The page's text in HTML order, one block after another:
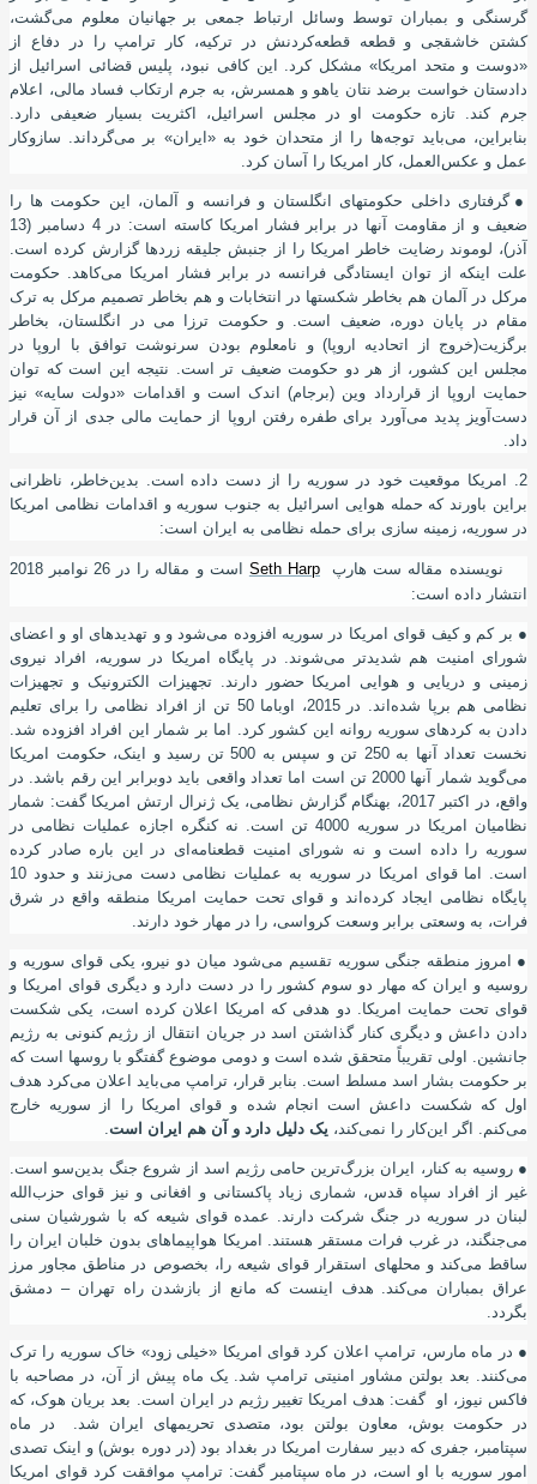
گرسنگی و بمباران توسط وسائل ارتباط جمعی بر جهانیان معلوم می‌گشت،
کشتن خاشقجی و قطعه قطعه‌کردنش در ترکیه، کار ترامپ را در دفاع از
«دوست و متحد امریکا» مشکل کرد. این کافی نبود، پلیس قضائی اسرائیل از
دادستان خواست برضد نتان یاهو و همسرش، به جرم ارتکاب فساد مالی، اعلام
جرم کند. تازه حکومت او در مجلس اسرائیل، اکثریت بسیار ضعیفی دارد.
بنابراین، می‌باید توجه‌ها را از متحدان خود به «ایران» بر می‌گرداند. سازوکار
عمل و عکس‌العمل، کار امریکا را آسان کرد.
● گرفتاری داخلی حکومتهای انگلستان و فرانسه و آلمان، این حکومت ها را
ضعیف و از مقاومت آنها در برابر فشار امریکا کاسته است: در 4 دسامبر (13
آذر)، لوموند رضایت خاطر امریکا را از جنبش جلیقه زردها گزارش کرده‌ است.
علت اینکه از توان ایستادگی فرانسه در برابر فشار امریکا می‌کاهد. حکومت
مرکل در آلمان هم بخاطر شکستها در انتخابات و هم بخاطر تصمیم مرکل به ترک
مقام در پایان دوره، ضعیف است. و حکومت ترزا می در انگلستان، بخاطر
برگزیت(خروج از اتحادیه اروپا) و نامعلوم بودن سرنوشت توافق با اروپا در
مجلس این کشور، از هر دو حکومت ضعیف تر است. نتیجه این‌ است که توان
حمایت اروپا از قرارداد وین (برجام) اندک است و اقدامات «دولت سایه» نیز
دست‌آویز پدید می‌آورد برای طفره رفتن اروپا از حمایت مالی جدی از آن قرار
داد.
2. امریکا موقعیت خود در سوریه را از دست داده‌ است. بدین‌خاطر، ناظرانی
براین باورند که حمله هوایی اسرائیل به جنوب سوریه و اقدامات نظامی امریکا
در سوریه، زمینه سازی برای حمله نظامی به ایران است:
نویسنده مقاله ست هارپSeth Harp
است و مقاله را در 26 نوامبر 2018
انتشار داده‌ است:
● بر کم و کیف قوای امریکا در سوریه افزوده می‌شود و و تهدیدهای او و اعضای
شورای امنیت هم شدیدتر می‌شوند. در پایگاه امریکا در سوریه، افراد نیروی
زمینی و دریایی و هوایی امریکا حضور دارند. تجهیزات الکترونیک و تجهیزات
نظامی هم برپا شده‌اند. در 2015، اوباما 50 تن از افراد نظامی را برای تعلیم
دادن به کردهای سوریه روانه این کشور کرد. اما بر شمار این افراد افزوده شد.
نخست تعداد آنها به 250 تن و سپس به 500 تن رسید و اینک، حکومت امریکا
می‌گوید شمار آنها 2000 تن است اما تعداد واقعی باید دوبرابر این رقم باشد. در
واقع، در اکتبر 2017، بهنگام گزارش نظامی، یک ﮊنرال ارتش امریکا گفت: شمار
نظامیان امریکا در سوریه 4000 تن است. نه کنگره اجازه عملیات نظامی در
سوریه را داده است و نه شورای امنیت قطعنامه‌ای در این باره صادر کرده‌
است. اما قوای امریکا در سوریه به عملیات نظامی دست می‌زنند و حدود 10
پایگاه نظامی ایجاد کرده‌اند و قوای تحت حمایت امریکا منطقه واقع در شرق
فرات، به وسعتی برابر وسعت کرواسی، را در مهار خود دارند.
● امروز منطقه جنگی سوریه تقسیم می‌شود میان دو نیرو، یکی قوای سوریه و
روسیه و ایران که مهار دو سوم کشور را در دست دارد و دیگری قوای امریکا و
قوای تحت حمایت امریکا. دو هدفی که امریکا اعلان کرده‌ است، یکی شکست
دادن داعش و دیگری کنار گذاشتن اسد در جریان انتقال از رﮊیم کنونی به رﮊیم
جانشین. اولی تقریباً متحقق شده ‌است و دومی موضوع گفتگو با روسها است که
بر حکومت بشار اسد مسلط است. بنابر قرار، ترامپ می‌باید اعلان می‌کرد هدف
اول که شکست داعش است انجام شده و قوای امریکا را از سوریه خارج
می‌کنم. اگر این‌کار را نمی‌کند، یک دلیل دارد و آن هم ایران است
● روسیه به کنار، ایران بزرگ‌ترین حامی رﮊیم اسد از شروع جنگ بدین‌سو است.
غیر از افراد سپاه قدس، شماری زیاد پاکستانی و افغانی و نیز قوای حزب‌الله
لبنان در سوریه در جنگ شرکت دارند. عمده قوای شیعه که با شورشیان سنی
می‌جنگند، در غرب فرات مستقر هستند. امریکا هواپیماهای بدون خلبان ایران را
ساقط می‌کند و محلهای استقرار قوای شیعه را، بخصوص در مناطق مجاور مرز
عراق بمباران می‌کند. هدف اینست که مانع از بازشدن راه تهران – دمشق
بگردد.
● در ماه مارس، ترامپ اعلان کرد قوای امریکا «خیلی زود» خاک سوریه را ترک
می‌کنند. بعد بولتن مشاور امنیتی ترامپ شد. یک ماه پیش از آن، در مصاحبه با
فاکس نیوز، او گفت: هدف امریکا تغییر رﮊیم در ایران است. بعد بریان هوک، که
در حکومت بوش، معاون بولتن بود، متصدی تحریمهای ایران شد. در ماه
سپتامبر، جفری که دبیر سفارت امریکا در بغداد بود (در دوره بوش) و اینک تصدی
امور سوریه با او است، در ماه سپتامبر گفت: ترامپ موافقت کرد قوای امریکا